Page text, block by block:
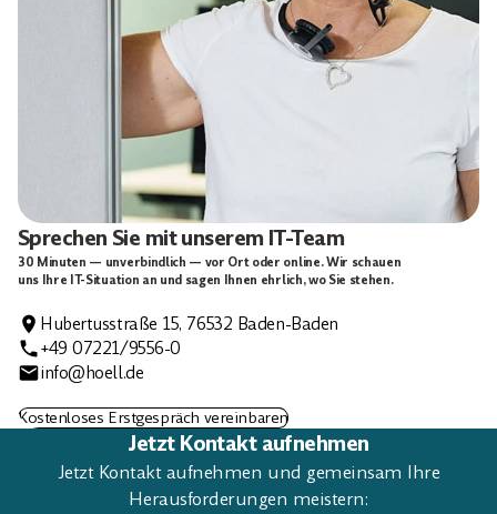
Sprechen Sie mit unserem IT-Team
30 Minuten — unverbindlich — vor Ort oder online. Wir schauen
uns Ihre IT-Situation an und sagen Ihnen ehrlich, wo Sie stehen.
Hubertusstraße 15, 76532 Baden-Baden
+49 07221/9556-0
info@hoell.de
Kostenloses Erstgespräch vereinbaren
Jetzt Kontakt aufnehmen
Jetzt Kontakt aufnehmen und gemeinsam Ihre
Herausforderungen meistern: